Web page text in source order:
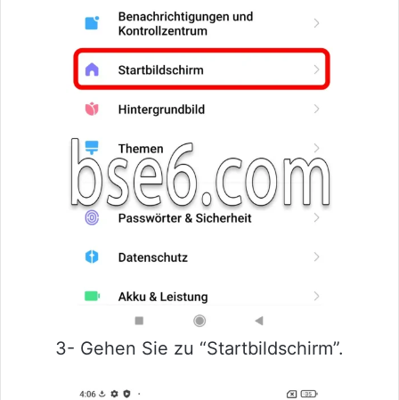
3- Gehen Sie zu “Startbildschirm”.